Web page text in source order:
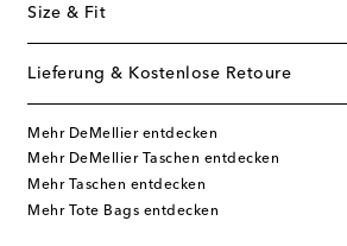
Size & Fit
Lieferung & Kostenlose Retoure
Mehr DeMellier entdecken
Mehr DeMellier Taschen entdecken
Mehr Taschen entdecken
Mehr Tote Bags entdecken